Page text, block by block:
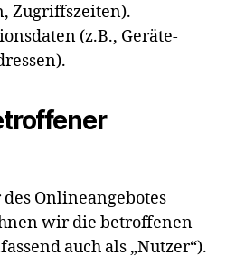
Zugriffszeiten).
(z.B., Geräte-
Onlineangebotes
wir die betroffenen
auch als „Nutzer“).